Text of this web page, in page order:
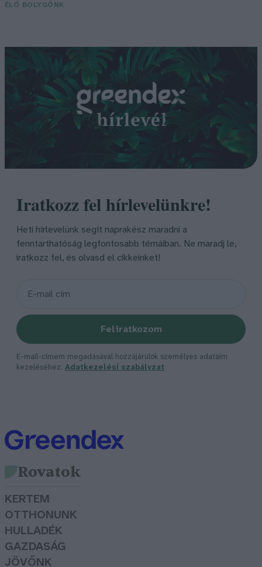
ÉLŐ BOLYGÓNK
Iratkozz fel hírlevelünkre!
Heti hírlevelünk segít naprakész maradni a
fenntarthatóság legfontosabb témáiban. Ne maradj le,
iratkozz fel, és olvasd el cikkeinket!
Feliratkozom
E-mail-címem megadásával hozzájárulok személyes adataim
kezeléséhez. Adatkezelési szabályzat
Rovatok
KERTEM
OTTHONUNK
HULLADÉK
GAZDASÁG
JÖVŐNK